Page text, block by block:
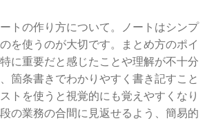
トの作り方について。ノートはシンプ
を使うのが大切です。まとめ方のポイ
に重要だと感じたことや理解が不十分
箇条書きでわかりやすく書き記すこと
トを使うと視覚的にも覚えやすくなり
の業務の合間に見返せるよう、簡易的